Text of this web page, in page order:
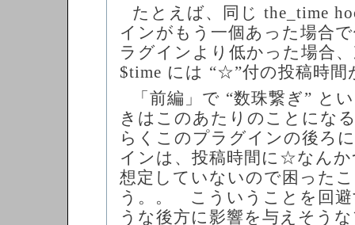
たとえば、同じ the_time
インがもう一個あった場合
ラグインより低かった場合
$time には “☆”付の投稿時間
「前編」で “数珠繋ぎ” と
きはこのあたりのことにな
らくこのプラグインの後ろ
インは、投稿時間に☆なん
想定していないので困った
う。。 こういうことを回
うな後方に影響を与えそう